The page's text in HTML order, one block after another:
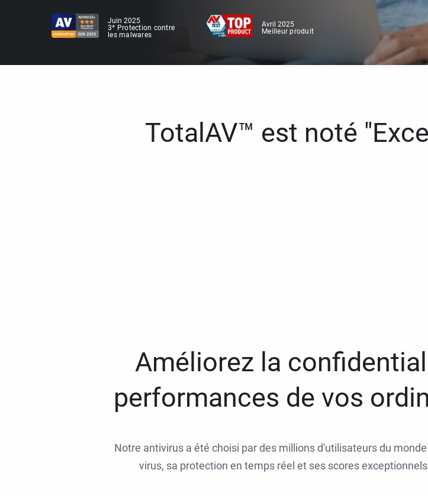
Juin 2025
3* Protection contre
les malwares
Avril 2025
Meilleur produit
TotalAV™ est noté
Améliorez la
performances de vos
Notre antivirus a été choisi par des millions d'utilisateurs du
virus, sa protection en temps réel et ses scores